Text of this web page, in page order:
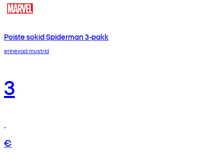
Poiste sokid Spiderman 3-pakk
erinevad mustrid
3
€